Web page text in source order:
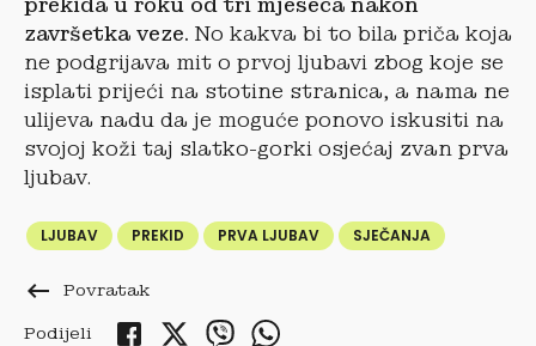
prekida u roku od tri mjeseca nakon
završetka veze. No kakva bi to bila priča koja
ne podgrijava mit o prvoj ljubavi zbog koje se
isplati prijeći na stotine stranica, a nama ne
ulijeva nadu da je moguće ponovo iskusiti na
svojoj koži taj slatko-gorki osjećaj zvan prva
ljubav.
LJUBAV PREKID PRVA LJUBAV SJEČANJA
keyboard_backspace Povratak
Podijeli